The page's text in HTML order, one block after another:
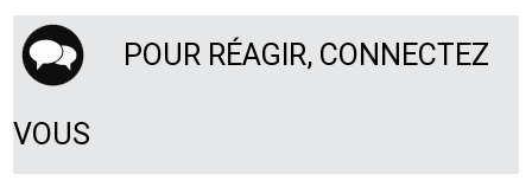
POUR RÉAGIR, CONNECTEZ
VOUS